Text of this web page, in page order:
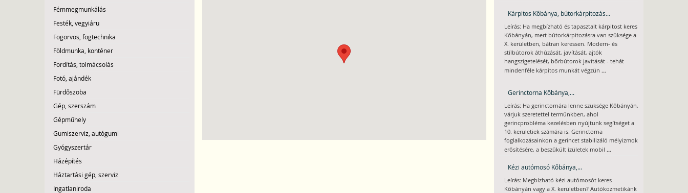
Fémmegmunkálás
Festék, vegyiáru
Fogorvos, fogtechnika
Földmunka, konténer
Fordítás, tolmácsolás
Fotó, ajándék
Fürdőszoba
Gép, szerszám
Gépműhely
Gumiszerviz, autógumi
Gyógyszertár
Házépítés
Háztartási gép, szerviz
Ingatlaniroda
Kárpitos Kőbánya, bútorkárpitozás...
Leírás: Ha megbízható és tapasztalt kárpitost keres
Kőbányán, mert bútorkárpitozásra van szüksége a
X. kerületben, bátran keressen. Modern- és
stílbútorok áthúzását, javítását, ajtók
hangszigetelését, bőrbútorok javítását - tehát
mindenféle kárpitos munkát végzün ...
Gerinctorna Kőbánya,...
Leírás: Ha gerinctornára lenne szüksége Kőbányán,
várjuk szeretettel termünkben, ahol
gerincprobléma kezelésben nyújtunk segítséget a
10. kerületiek számára is. Gerinctorna
foglalkozásainkon a gerincet stabilizáló mélyizmok
erősítésére, a beszűkült ízületek mobil ...
Kézi autómosó Kőbánya,...
Leírás: Megbízható kézi autómosót keres
Kőbányán vagy a X. kerületben? Autókozmetikánk